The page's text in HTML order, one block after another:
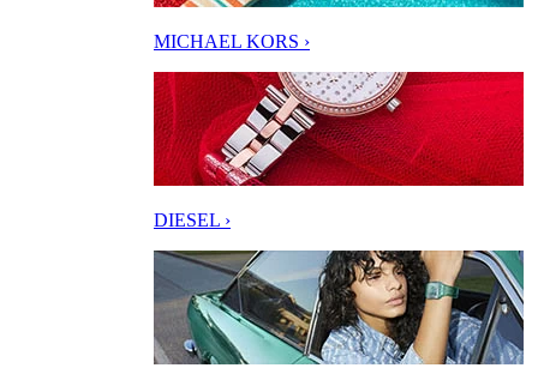
MICHAEL KORS ›
DIESEL ›